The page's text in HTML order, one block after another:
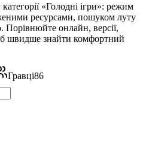
«Голодні ігри»: режим
ресурсами, пошуком луту
Порівнюйте онлайн, версії,
швидше знайти комфортний
Гравці86